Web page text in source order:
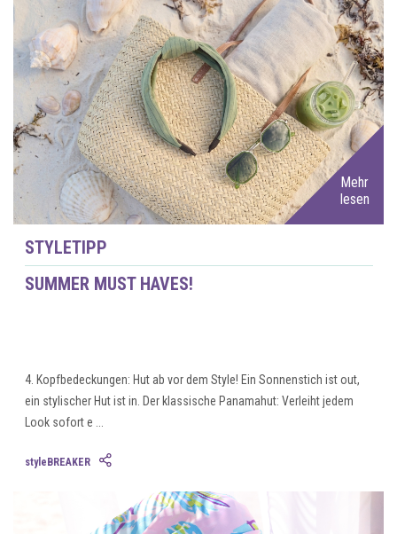
Mehr
lesen
STYLETIPP
SUMMER MUST HAVES!
4. Kopfbedeckungen: Hut ab vor dem Style! Ein Sonnenstich ist out,
ein stylischer Hut ist in. Der klassische Panamahut: Verleiht jedem
Look sofort e ...
styleBREAKER